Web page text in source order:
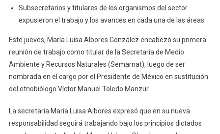
Directa
Con
Estados:
María
Luisa
Albores
Subsecretarios y titulares de los organismos del sector
expusieron el trabajo y los avances en cada una de las áreas.
Este jueves, María Luisa Albores González encabezó su primera
reunión de trabajo como titular de la Secretaría de Medio
Ambiente y Recursos Naturales (Semarnat), luego de ser
nombrada en el cargo por el Presidente de México en sustitución
del etnobiólogo Víctor Manuel Toledo Manzur.
La secretaria María Luisa Albores expresó que en su nueva
responsabilidad seguirá trabajando bajo los principios dictados